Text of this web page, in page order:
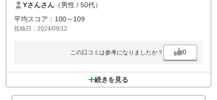
自分は暫くいいかな…と思いました。
Yさんさん （男性 / 50代）
平均スコア：100～109
投稿日：2024/09/12
この口コミは参考になりましたか？ 0
続きを見る